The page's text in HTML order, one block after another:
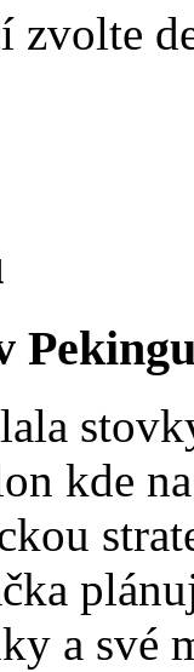
zvolte
kde
a své